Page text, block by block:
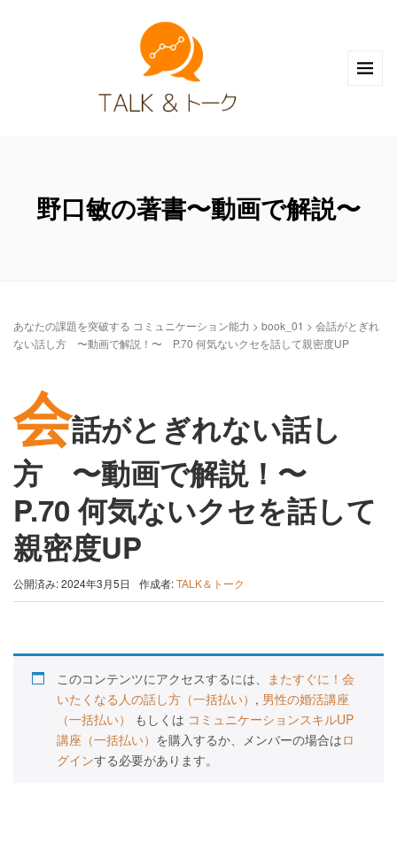
野口敏の著書〜動画で解説〜
あなたの課題を突破する コミュニケーション能力 > book_01 > 会話がとぎれ
ない話し方 〜動画で解説！〜 P.70 何気ないクセを話して親密度UP
会話がとぎれない話し
方 〜動画で解説！〜
P.70 何気ないクセを話して
親密度UP
公開済み: 2024年3月5日 作成者:TALK＆トーク
このコンテンツにアクセスするには、 またすぐに！会
いたくなる人の話し方（一括払い） , 男性の婚活講座
（一括払い）
もしくは コミュニケーションスキルUP
講座（一括払い） を購入するか、メンバーの場合はロ
グインする必要があります。